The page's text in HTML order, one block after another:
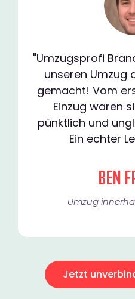
"Umzugsprofi
unseren Umzug
gemacht! Vom
Einzug waren
pünktlich und
Ein echter
BEN
Umzug
Jetzt